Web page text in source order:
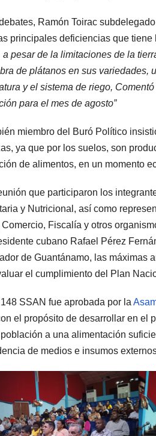
Ramón Toirac
principales deficiencias que
a pesar de la limitaciones de la
de plátanos en sus variedades,
y el sistema de riego,
para el mes de agosto”
miembro del Buró Político
ya que por los suelos, son
de alimentos, en un momento
que participaron los
y Nutricional, así como
Comercio, Fiscalía y otros
cubano Rafael Pérez
de Guantánamo, las máximas
el cumplimiento del Plan
SSAN fue aprobada por la
el propósito de desarrollar en el
a una alimentación
de medios e insumos